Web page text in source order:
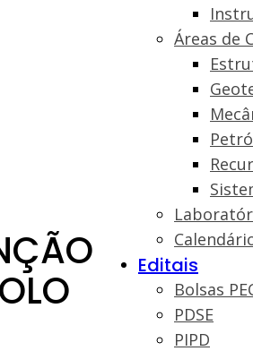
Áreas de
Editais
Bolsas
PDSE
PIPD